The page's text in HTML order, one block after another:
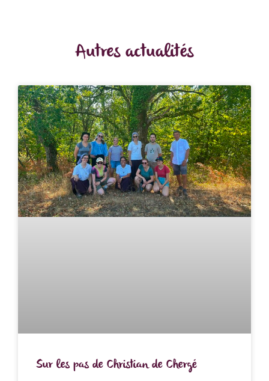
Autres actualités
Sur les pas de Christian de Chergé